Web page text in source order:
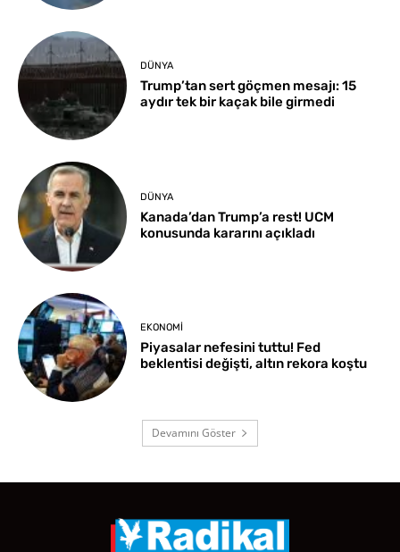
DÜNYA
Trump’tan sert göçmen mesajı: 15
aydır tek bir kaçak bile girmedi
DÜNYA
Kanada’dan Trump’a rest! UCM
konusunda kararını açıkladı
EKONOMI
Piyasalar nefesini tuttu! Fed
beklentisi değişti, altın rekora koştu
Devamını Göster